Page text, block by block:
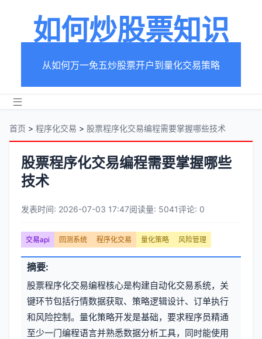
如何炒股票知识
从如何万一免五炒股票开户到量化交易策略
首页 > 程序化交易 > 股票程序化交易编程需要掌握哪些技术
股票程序化交易编程需要掌握哪些
技术
章
元
信
息
发表时间: 2026-07-03 17:47阅读量: 5041评论: 0
文
章
标
签
交易api 回测系统 程序化交易 量化策略 风险管理
摘要:
股票程序化交易编程核心是构建自动化交易系统，关
键环节包括行情数据获取、策略逻辑设计、订单执行
和风险控制。量化策略开发是基础，要求程序员精通
至少一门编程语言并熟悉数据分析工具，同时能使用